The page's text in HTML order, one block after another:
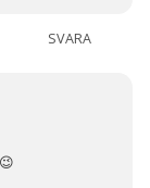
SVARA